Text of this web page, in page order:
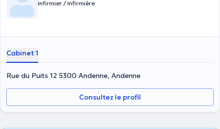
Infirmier / Infirmière
Cabinet 1
Rue du Puits 12 5300 Andenne, Andenne
Consultez le profil